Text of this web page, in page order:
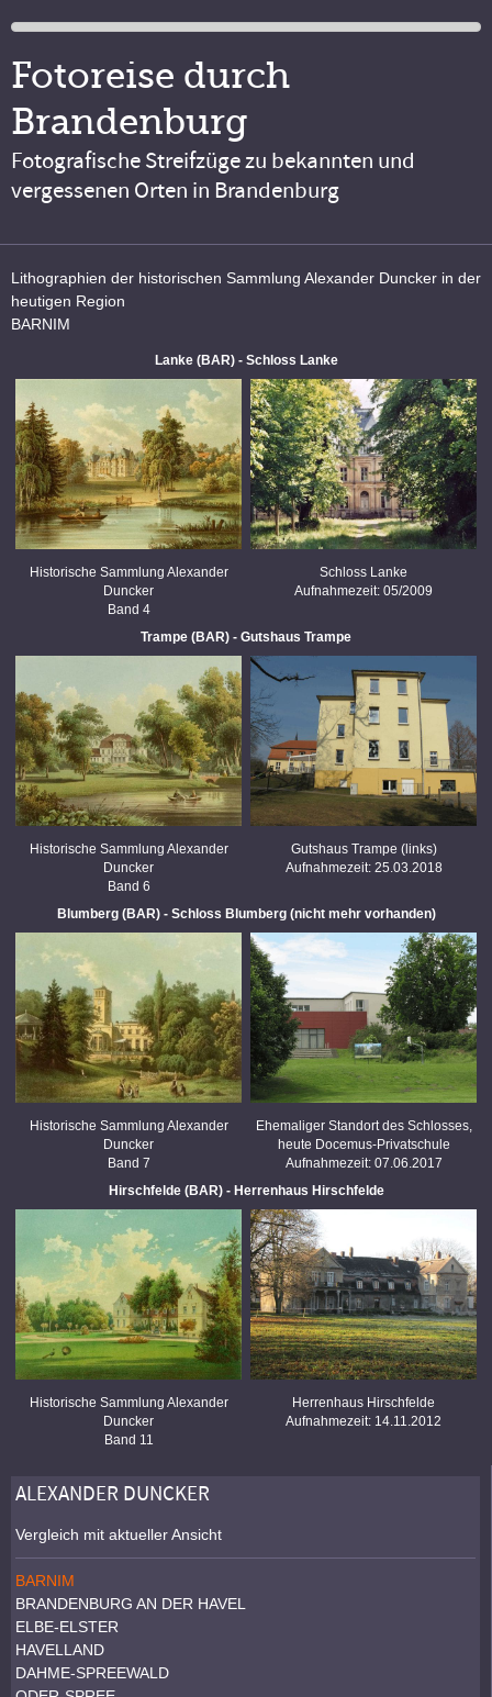
Fotoreise durch
Brandenburg
Fotografische Streifzüge zu bekannten und
vergessenen Orten in Brandenburg
Lithographien der historischen Sammlung Alexander Duncker in der
heutigen Region
BARNIM
Lanke (BAR) - Schloss Lanke
Historische Sammlung Alexander
Duncker
Band 4
Schloss Lanke
Aufnahmezeit: 05/2009
Trampe (BAR) - Gutshaus Trampe
Historische Sammlung Alexander
Duncker
Band 6
Gutshaus Trampe (links)
Aufnahmezeit: 25.03.2018
Blumberg (BAR) - Schloss Blumberg (nicht mehr vorhanden)
Historische Sammlung Alexander
Duncker
Band 7
Ehemaliger Standort des Schlosses,
heute Docemus-Privatschule
Aufnahmezeit: 07.06.2017
Hirschfelde (BAR) - Herrenhaus Hirschfelde
Historische Sammlung Alexander
Duncker
Band 11
Herrenhaus Hirschfelde
Aufnahmezeit: 14.11.2012
ALEXANDER DUNCKER
Vergleich mit aktueller Ansicht
BARNIM
BRANDENBURG AN DER HAVEL
ELBE-ELSTER
HAVELLAND
DAHME-SPREEWALD